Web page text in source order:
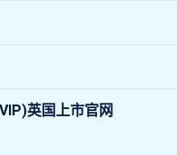
英国上市官网